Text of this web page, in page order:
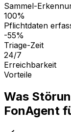
Sammel-
100%
Pflichtdaten
-55%
Triage-Zeit
24/7
Erreichbarkeit
Vorteile
Was
FonAgent